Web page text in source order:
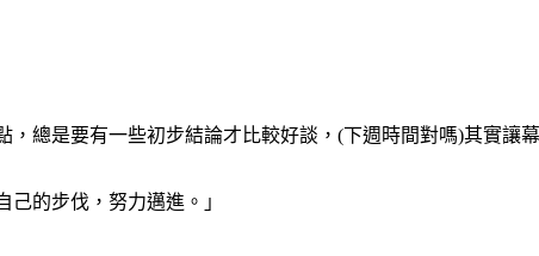
總是要有一些初步結論才比較好談，(下週時間對嗎)其實讓幕
的步伐，努力邁進。」